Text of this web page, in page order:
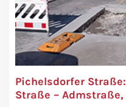
Pichelsdorfer
Straße –